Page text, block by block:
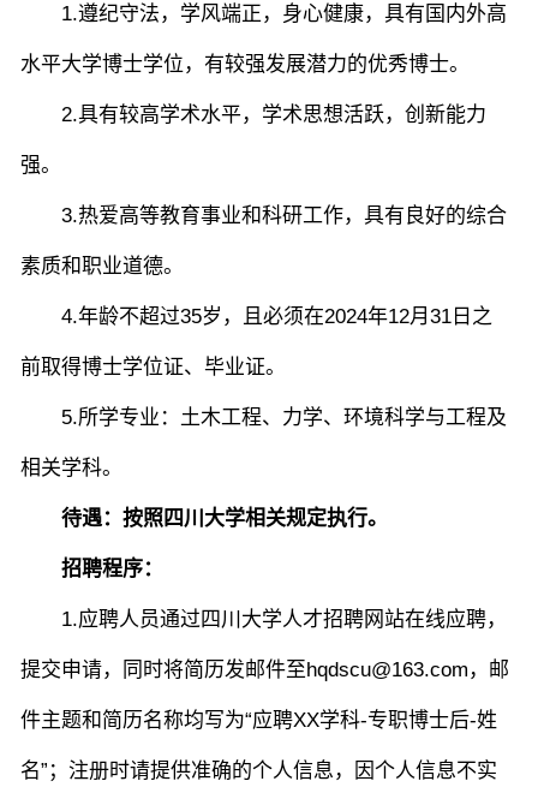
常用办公电话 办事流程 材料下载
1.遵纪守法 ， 学风端正，身心健康，具有国内外高
水平大学博士学位，有较强发展潜力的优秀博士。
2.具有较高学术水平，学术思想活跃，创新能力
强。
3.热爱高等教育事业和科研工作，具有良好的综合
素质和职业道德。
4.年龄不超过35岁，且必须在2024年12月 31 日之
前取得博士学位证、毕业证。
5.所学专业： 土木工程、 力学、环境科学与工程及
相关学科。
待遇： 按照四川大学相关规定执行。
招聘程序：
1.应聘人员通过四川大学人才招聘网站在线应聘，
提交申请，同时将简历发邮件至hqdscu@163.com ，邮
件主题和简历名称均写为“应聘XX学科-专职博士后-姓
名”；注册时请提供准确的个人信息，因个人信息不实